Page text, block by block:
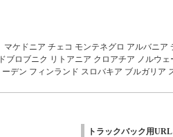
マケドニア チェコ モンテネグロ アルバニア
ドブロブニク リトアニア クロアチア ノルウェ
ーデン フィンランド スロバキア ブルガリア
トラックバック用URL